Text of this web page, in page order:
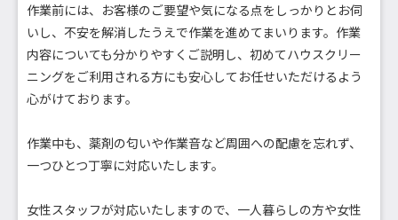
作業前には、お客様のご要望や気になる点をしっかりとお伺
いし、不安を解消したうえで作業を進めてまいります。作業
内容についても分かりやすくご説明し、初めてハウスクリー
ニングをご利用される方にも安心してお任せいただけるよう
心がけております。
作業中も、薬剤の匂いや作業音など周囲への配慮を忘れず、
一つひとつ丁寧に対応いたします。
女性スタッフが対応いたしますので、一人暮らしの方や女性